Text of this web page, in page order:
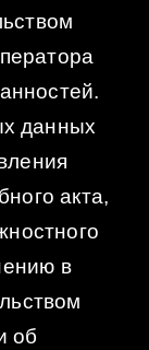
данных
акта,
в
об